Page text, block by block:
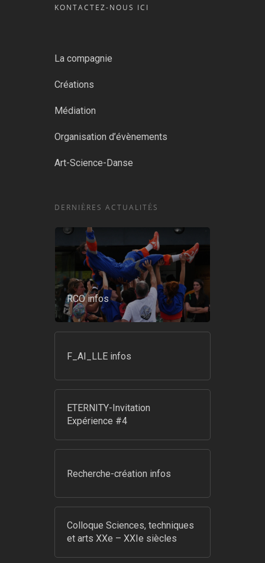
KONTACTEZ-NOUS ICI
La compagnie
Créations
Médiation
Organisation d’évènements
Art-Science-Danse
DERNIÈRES ACTUALITÉS
RCO infos
F_AI_LLE infos
ETERNITY-Invitation
Expérience #4
Recherche-création infos
Colloque Sciences, techniques
et arts XXe – XXIe siècles